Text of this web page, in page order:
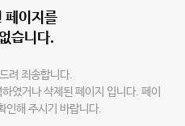
페이지를
습니다.
려 죄송합니다.
였거나 삭제된 페이지 입니다. 페이
인해 주시기 바랍니다.